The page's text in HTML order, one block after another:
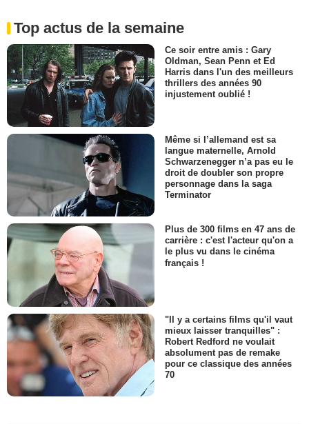
Top actus de la semaine
Ce soir entre amis : Gary
Oldman, Sean Penn et Ed
Harris dans l'un des meilleurs
thrillers des années 90
injustement oublié !
Même si l’allemand est sa
langue maternelle, Arnold
Schwarzenegger n’a pas eu le
droit de doubler son propre
personnage dans la saga
Terminator
Plus de 300 films en 47 ans de
carrière : c'est l'acteur qu'on a
le plus vu dans le cinéma
français !
"Il y a certains films qu'il vaut
mieux laisser tranquilles" :
Robert Redford ne voulait
absolument pas de remake
pour ce classique des années
70